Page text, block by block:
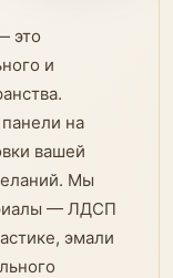
это
и
на
вашей
Мы
— ЛДСП
эмали